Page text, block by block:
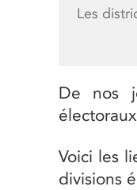
Les
De nos
Voici les
divisions